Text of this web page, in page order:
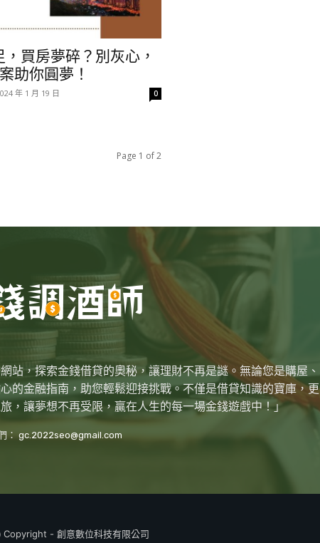
，買房夢碎？別灰心，
助你圓夢！
年 1 月 19 日 0
Page 1 of 2
站，探索金錢借貸的奧秘，讓理財不再是謎。無論您是購屋、
的金融指南，助您輕鬆迎接挑戰。不僅是借貸知識的寶庫，更
，讓夢想不再受限，贏在人生的每一場金錢遊戲中！」
： gc.2022seo@gmail.com
Copyright - 創意數位科技有限公司